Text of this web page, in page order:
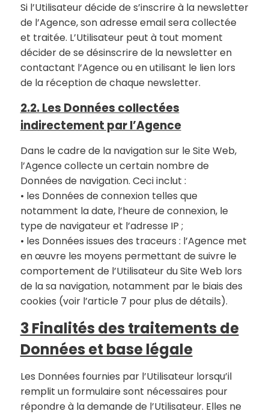
Si l’Utilisateur décide de s’inscrire à la newsletter
de l’Agence, son adresse email sera collectée
et traitée. L’Utilisateur peut à tout moment
décider de se désinscrire de la newsletter en
contactant l’Agence ou en utilisant le lien lors
de la réception de chaque newsletter.
2.2. Les Données collectées
indirectement par l’Agence
Dans le cadre de la navigation sur le Site Web,
l’Agence collecte un certain nombre de
Données de navigation. Ceci inclut :
• les Données de connexion telles que
notamment la date, l’heure de connexion, le
type de navigateur et l’adresse IP ;
• les Données issues des traceurs : l’Agence met
en œuvre les moyens permettant de suivre le
comportement de l’Utilisateur du Site Web lors
de la sa navigation, notamment par le biais des
cookies (voir l’article 7 pour plus de détails).
3 Finalités des traitements de
Données et base légale
Les Données fournies par l’Utilisateur lorsqu’il
remplit un formulaire sont nécessaires pour
répondre à la demande de l’Utilisateur. Elles ne